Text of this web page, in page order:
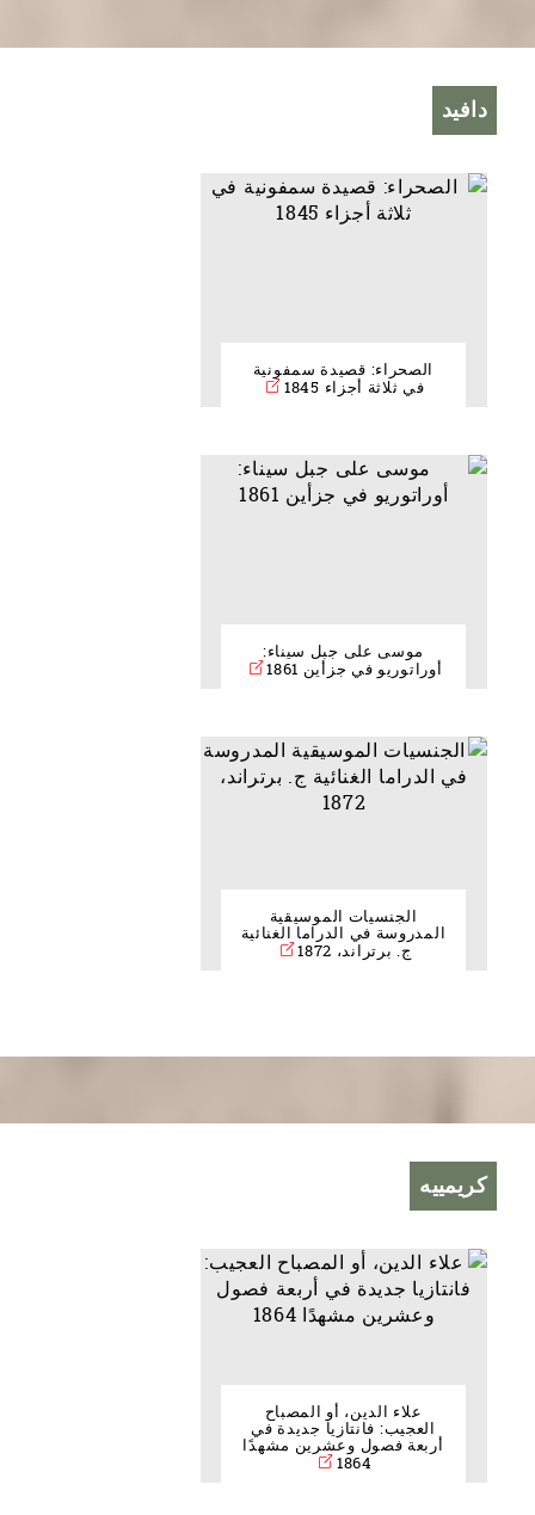
دافيد
الصحراء: قصيدة سمفونية
في ثلاثة أجزاء 1845
موسى على جبل سيناء:
أوراتوريو في جزأين 1861
الجنسيات الموسيقية
المدروسة في الدراما الغنائية
ج. برتراند، 1872
كريمييه
علاء الدين، أو المصباح
العجيب: فانتازيا جديدة في
أربعة فصول وعشرين مشهدًا
1864